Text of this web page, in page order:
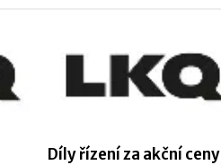
Díly řízení za akční ceny